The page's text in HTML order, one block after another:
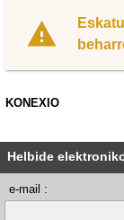
KONEXIO
Helbide
e-mail :